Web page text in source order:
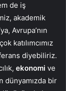
de iş
akademik
Avrupa’nın
katılımcımız
diyebiliriz.
ekonomi ve
dünyamızda bir